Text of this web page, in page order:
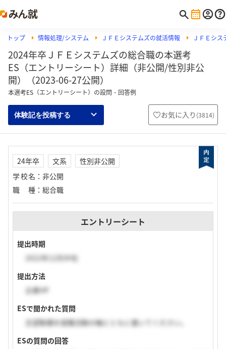
トップ 情報処理/システム ＪＦＥシステムズの就活情報 ＪＦＥシ
2024年卒ＪＦＥシステムズの総合職の本選考
ES（エントリーシート）詳細（非公開/性別非公
開）（2023-06-27公開）
本選考ES（エントリーシート）の設問・回答例
体験記を投稿する お気に入り (3814)
24年卒 文系
性別非公開
学校名 ： 非公開
職種 ： 総合職
エントリーシート
提出時期
2022年12月中旬
提出方法
企業HP
ESで聞かれた質問
志望動機を就職活動の軸とともに書いてください。
ESの質問の回答